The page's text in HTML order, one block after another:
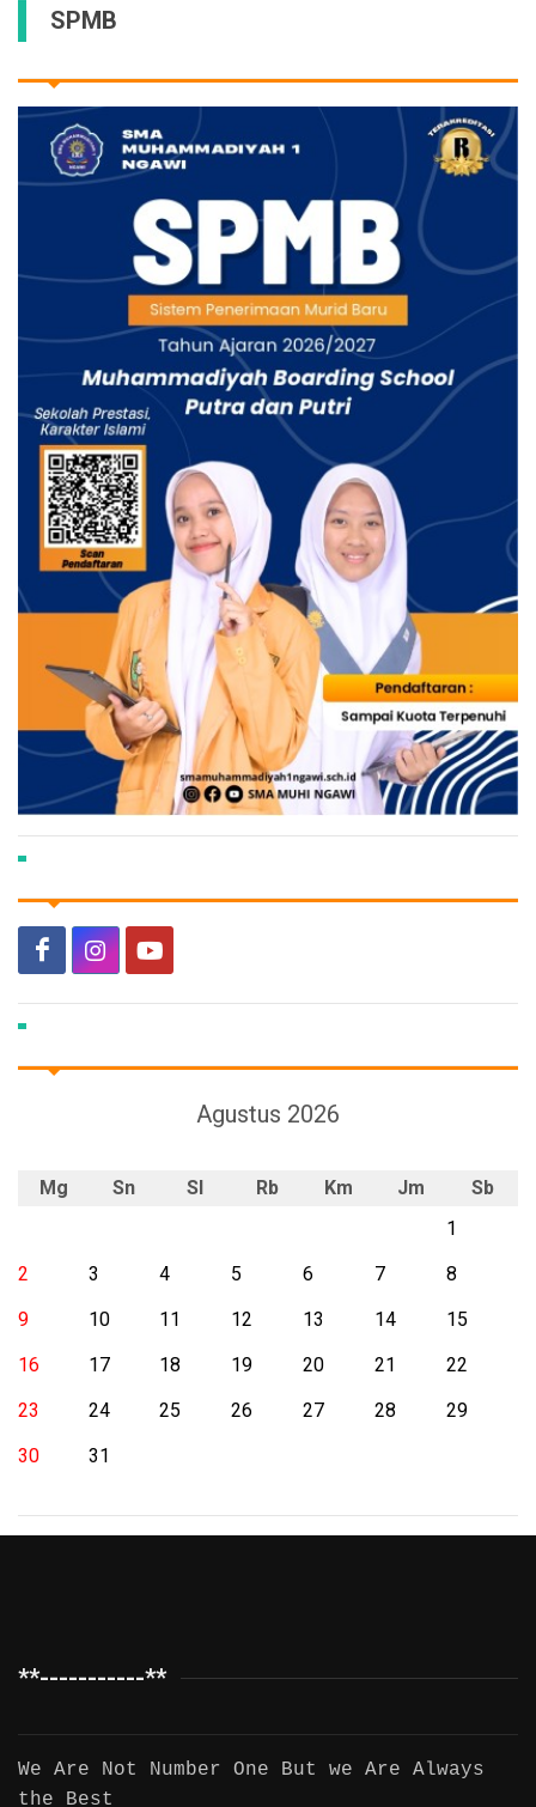
SPMB
Agustus 2026
Mg Sn Sl Rb Km Jm
Sb
1
2
3 4 5 6 7
8
9
10 11 12 13 14
15
16
17 18 19 20 21
22
23
24 25 26 27 28
29
30
31
**-----------**
We Are Not Number One But we Are Always
the Best